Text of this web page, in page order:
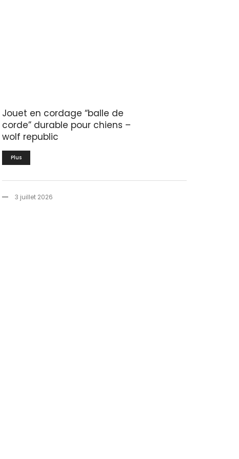
Jouet en cordage “balle de
corde” durable pour chiens –
wolf republic
Plus
3 juillet 2026